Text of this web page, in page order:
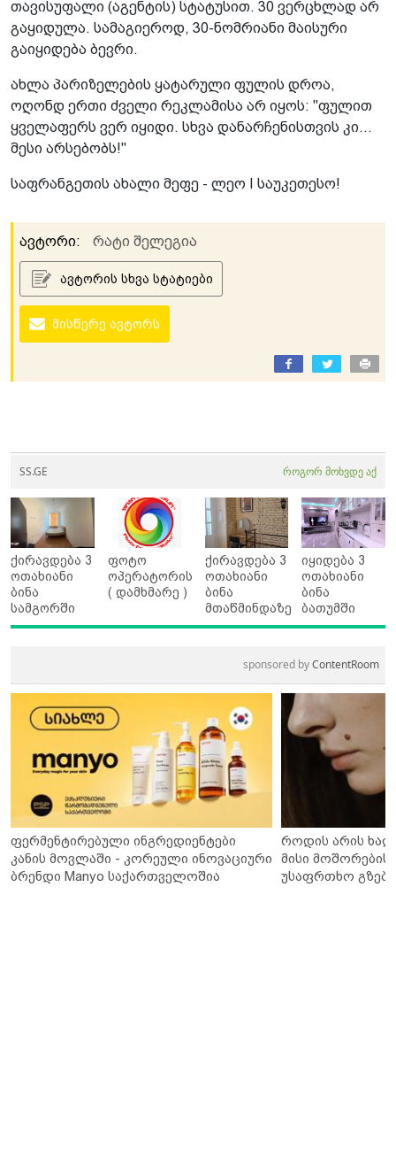
თავისუფალი (აგენტის) სტატუსით. 30 ვერცხლად არ
გაყიდულა. სამაგიეროდ, 30-ნომრიანი მაისური
გაიყიდება ბევრი.
ახლა პარიზელების ყატარული ფულის დროა,
ოღონდ ერთი ძველი რეკლამისა არ იყოს: "ფულით
ყველაფერს ვერ იყიდი. სხვა დანარჩენისთვის კი...
მესი არსებობს!"
საფრანგეთის ახალი მეფე - ლეო I საუკეთესო!
ავტორი: რატი შელეგია
ავტორის სხვა სტატიები
მისწერე ავტორს
SS.GE როგორ მოხვდე აქ
ქირავდება 3
ოთახიანი
ბინა
სამგორში
ფოტო
ოპერატორის
( დამხმარე )
ქირავდება 3
ოთახიანი
ბინა
მთაწმინდაზე
იყიდება 3
ოთახიანი
ბინა
ბათუმში
sponsored byContentRoom
ფერმენტირებული ინგრედიენტები
კანის მოვლაში - კორეული ინოვაციური
ბრენდი Manyo საქართველოშია
როდის არის
მისი მოშორების
უსაფრთხო გზები